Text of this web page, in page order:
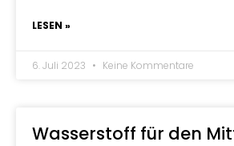
LESEN »
6. Juli 2023 Keine Kommentare
Wasserstoff für den